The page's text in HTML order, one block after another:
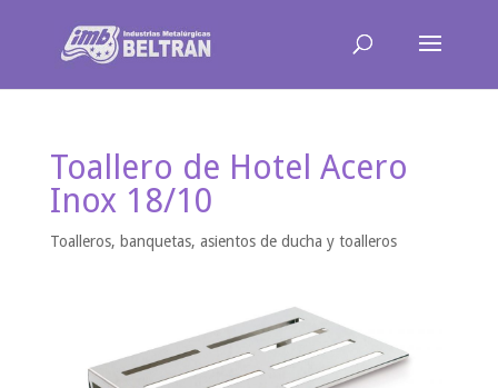
Toallero de Hotel Acero
Inox 18/10
Toalleros, banquetas, asientos de ducha y toalleros